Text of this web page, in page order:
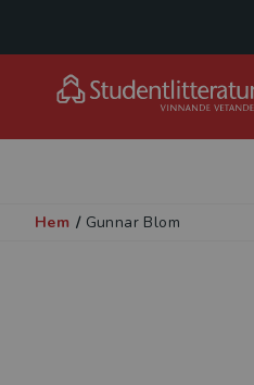
Hem / Gunnar Blom